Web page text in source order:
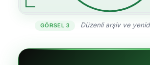
GÖRSEL 3 Düzenli arşiv ve